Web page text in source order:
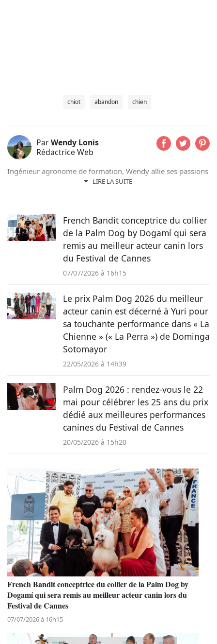
chiot abandon chien
ParWendy Lonis
Rédactrice Web
LIRE LA SUITE
Ingénieur agronome de formation, Wendy allie ses passions
pour les mots et les animaux en écrivant pour Pets-dating.
australien, des poules et même des pigeons voyageurs !
French Bandit conceptrice du collier
de la Palm Dog by Dogamí qui sera
remis au meilleur acteur canin lors
du Festival de Cannes
07/07/2026 à 16h15
Le prix Palm Dog 2026 du meilleur
acteur canin est décerné à Yuri pour
sa touchante performance dans « La
Chienne » (« La Perra ») de Dominga
Sotomayor
22/05/2026 à 14h39
Palm Dog 2026 : rendez-vous le 22
mai pour célébrer les 25 ans du prix
dédié aux meilleures performances
canines du Festival de Cannes
20/05/2026 à 15h20
French Bandit conceptrice du collier de la Palm Dog by
Dogamí qui sera remis au meilleur acteur canin lors du
Festival de Cannes
07/07/2026 à 16h15